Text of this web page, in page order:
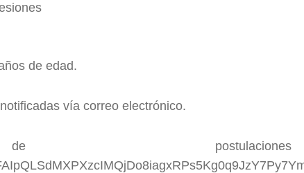
de edad.
vía correo electrónico.
postulaciones